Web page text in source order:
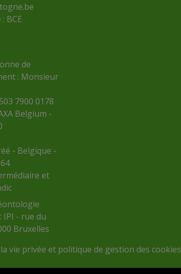
BCE
de
: Monsieur
7900 0178
Belgium -
- Belgique -
et
IPI - rue du
Bruxelles
vie privée et politique de gestion des cookies